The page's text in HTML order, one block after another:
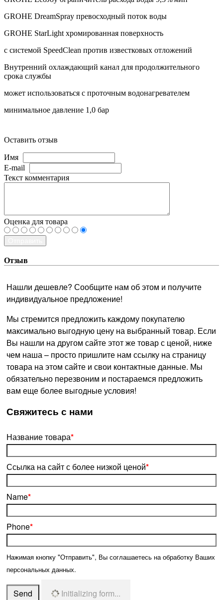
GROHE DreamSpray превосходный поток воды
GROHE StarLight хромированная поверхность
с системой SpeedClean против известковых отложений
Внутренний охлаждающий канал для продолжительного
срока службы
может использоваться с проточным водонагревателем
минимальное давление 1,0 бар
Оставить отзыв
Имя
E-mail
Текст комментария
Оценка для товара
Отзыв
Нашли дешевле? Сообщите нам об этом и получите
индивидуальное предложение!
Мы стремится предложить каждому покупателю
максимально выгодную цену на выбранный товар. Если
Вы нашли на другом сайте этот же товар с ценой, ниже
чем наша – просто пришлите нам ссылку на страницу
товара на этом сайте и свои контактные данные. Мы
обязательно перезвоним и постараемся предложить
вам еще более выгодные условия!
­Свяжитесь с нами
Название товара*
Ссылка на сайт с более низкой ценой*
Name*
Phone*
Нажимая кнопку "Отправить", Вы соглашаетесь на обработку Ваших
персональных данных.
Send Initializing form...